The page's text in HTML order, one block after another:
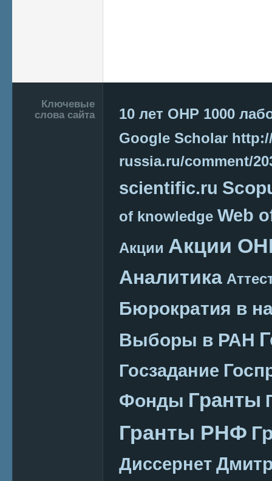
Подвал
Ключевые
слова сайта
10 лет ОНР 1000
Google Scholar
russia.ru/comment/
scientific.ru
of knowledge Web
Акции Акции
Аналитика
Бюрократия в
Выборы в РАН
Госзадание
Фонды Гранты
Гранты РНФ
Диссернет